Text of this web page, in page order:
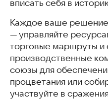
вписать себя в
Каждое ваше решение
— управляйте
торговые маршруты и
производственные
союзы для
процветания или
участвуйте в